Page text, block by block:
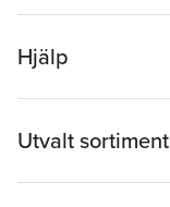
Hjälp
Utvalt sortiment